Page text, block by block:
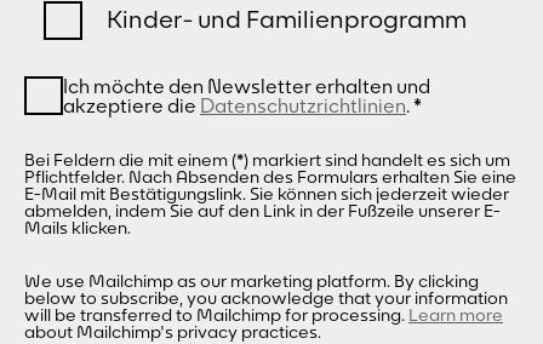
Kinder- und Familienprogramm
Ich möchte den Newsletter erhalten und
akzeptiere die Datenschutzrichtlinien.*
Bei Feldern die mit einem (*) markiert sind handelt es sich um
Pflichtfelder. Nach Absenden des Formulars erhalten Sie eine
E-Mail mit Bestätigungslink. Sie können sich jederzeit wieder
abmelden, indem Sie auf den Link in der Fußzeile unserer E-
Mails klicken.
We use Mailchimp as our marketing platform. By clicking
below to subscribe, you acknowledge that your information
will be transferred to Mailchimp for processing. Learn more
about Mailchimp's privacy practices.